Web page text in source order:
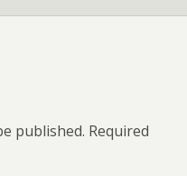
published. Required